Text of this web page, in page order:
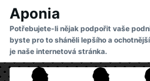
Skip
content
Search
for:
Aponia
Potřebujete-li nějak podpořit vaše
byste pro to sháněli lepšího a
je naše internetová stránka.